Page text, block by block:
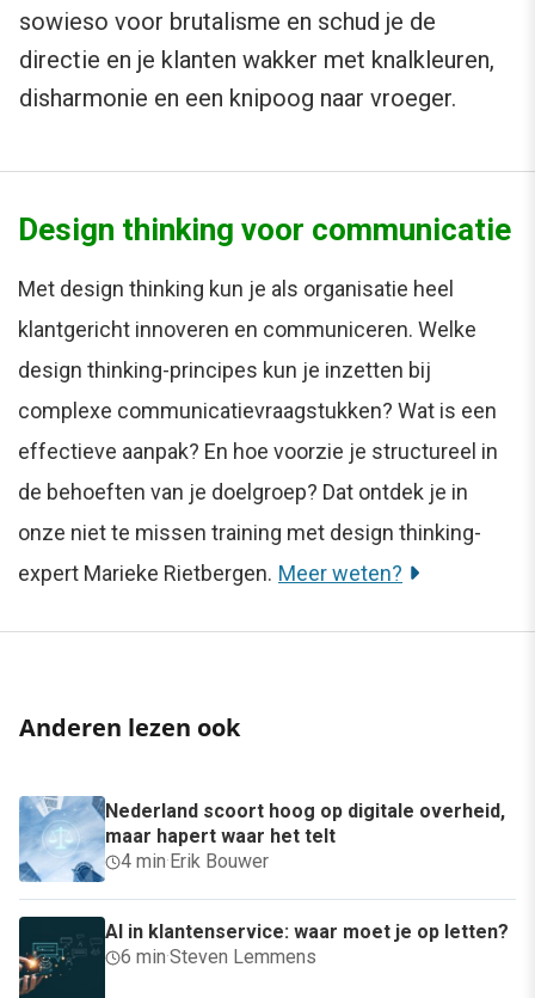
sowieso voor brutalisme en schud je de
directie en je klanten wakker met knalkleuren,
disharmonie en een knipoog naar vroeger.
Design thinking voor communicatie
Met design thinking kun je als organisatie heel
klantgericht innoveren en communiceren. Welke
design thinking-principes kun je inzetten bij
complexe communicatievraagstukken? Wat is een
effectieve aanpak? En hoe voorzie je structureel in
de behoeften van je doelgroep? Dat ontdek je in
onze niet te missen training met design thinking-
expert Marieke Rietbergen. Meer weten?
Anderen lezen ook
Nederland scoort hoog op digitale overheid,
maar hapert waar het telt
4 min· Erik Bouwer
AI in klantenservice: waar moet je op letten?
6 min·Steven Lemmens